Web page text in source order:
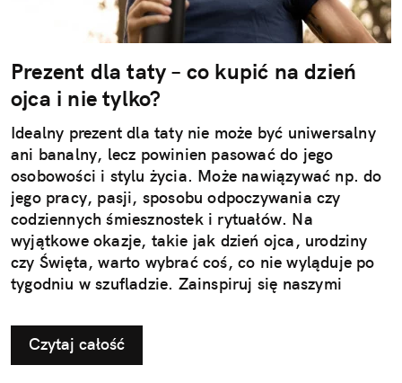
Prezent dla taty – co kupić na dzień
ojca i nie tylko?
Idealny prezent dla taty nie może być uniwersalny
ani banalny, lecz powinien pasować do jego
osobowości i stylu życia. Może nawiązywać np. do
jego pracy, pasji, sposobu odpoczywania czy
codziennych śmiesznostek i rytuałów. Na
wyjątkowe okazje, takie jak dzień ojca, urodziny
czy Święta, warto wybrać coś, co nie wyląduje po
tygodniu w szufladzie. Zainspiruj się naszymi
taty.
Czytaj całość